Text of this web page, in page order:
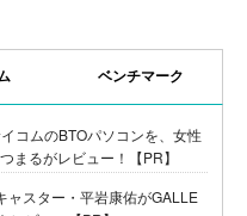
ベンチマーク
コムのBTOパソコンを、女性
まるがレビュー！【PR】
ャスター・平岩康佑がGALLE